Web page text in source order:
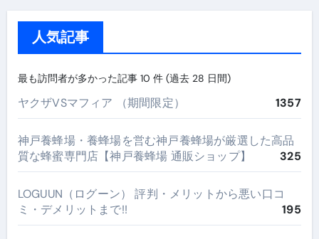
人気記事
最も訪問者が多かった記事 10 件 (過去 28 日間)
ヤクザVSマフィア （期間限定） 1357
神戸養蜂場・養蜂場を営む神戸養蜂場が厳選した高品
質な蜂蜜専門店【神戸養蜂場 通販ショップ】
325
LOGUUN（ログーン） 評判・メリットから悪い口コ
ミ・デメリットまで!!
195